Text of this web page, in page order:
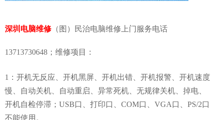
深圳电脑维修 （图）民治电脑维修上门服务电话
13713730648 ；维修项目：
1：开机无反应、开机黑屏、开机出错、开机报警、开机速度
慢、自动关机、自动重启、异常死机、无规律关机、掉电、
开机自检停滞；USB口、打印口、COM口、VGA口、PS/2口
不能使用。